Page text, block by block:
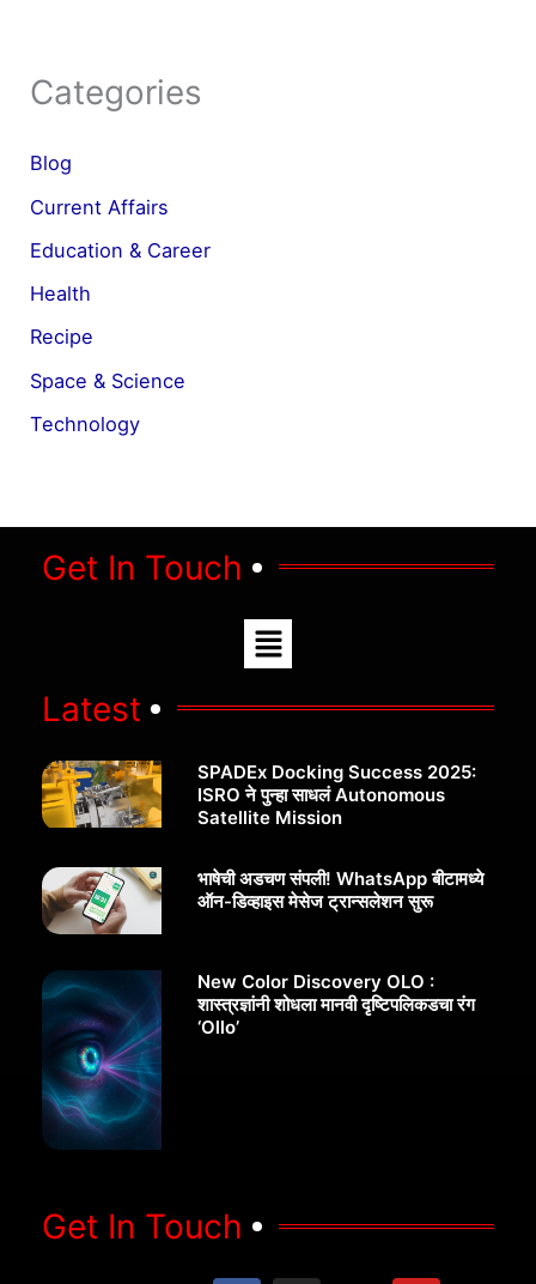
Categories
Blog
Current Affairs
Education & Career
Health
Recipe
Space & Science
Technology
Get In Touch
Menu
Latest
SPADEx Docking Success 2025:
ISRO ने पुन्हा साधलं Autonomous
Satellite Mission
भाषेची अडचण संपली! WhatsApp बीटामध्ये
ऑन-डिव्हाइस मेसेज ट्रान्सलेशन सुरू
New Color Discovery OLO :
शास्त्रज्ञांनी शोधला मानवी दृष्टिपलिकडचा रंग
‘Ollo’
Get In Touch